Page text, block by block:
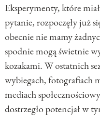
Eksperymenty, które
pytanie, rozpoczęły już
obecnie nie mamy
spodnie mogą świetnie
kozakami. W ostatnich
wybiegach, fotografiach
mediach
dostrzegło potencjał w